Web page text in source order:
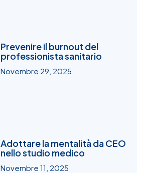
Prevenire il burnout del
professionista sanitario
Novembre 29, 2025
Adottare la mentalità da CEO
nello studio medico
Novembre 11, 2025